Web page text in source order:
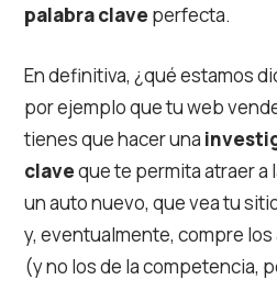
palabra clave perfecta.
En definitiva, ¿qué estamos
por ejemplo que tu web
tienes que hacer una
claveque te permita atraer a
un auto nuevo, que vea tu
y, eventualmente, compre
(y no los de la competencia,